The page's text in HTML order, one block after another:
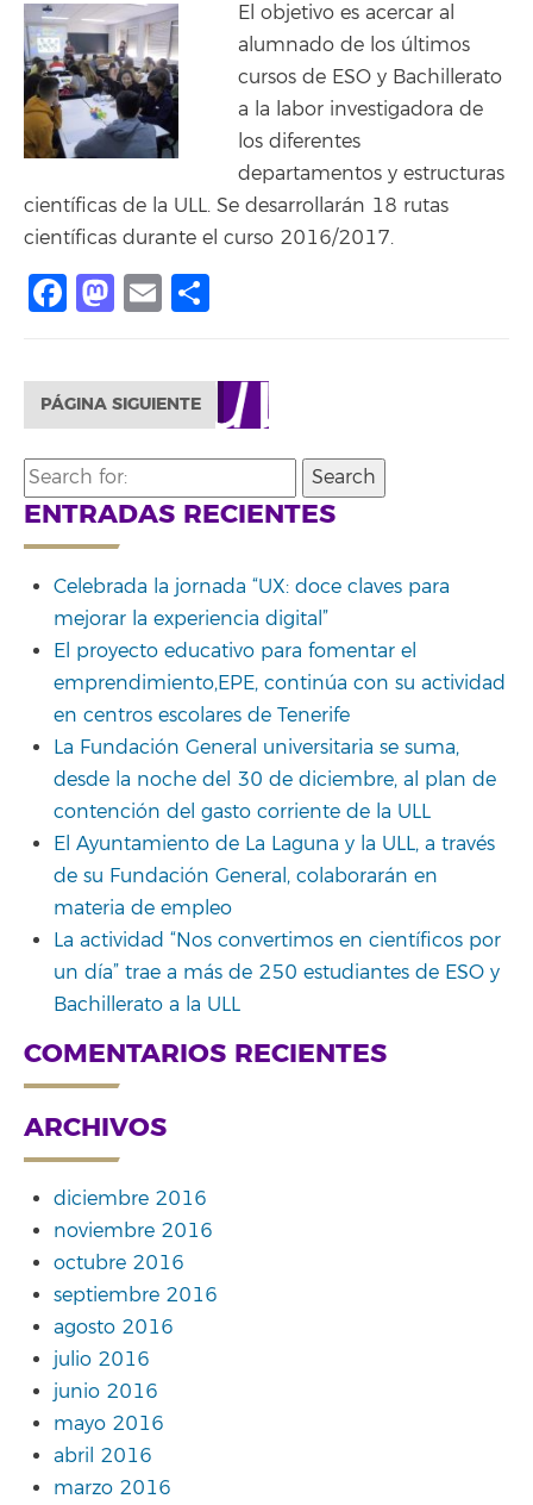
El objetivo es acercar al
alumnado de los últimos
cursos de ESO y Bachillerato
a la labor investigadora de
los diferentes
departamentos y estructuras
científicas de la ULL. Se desarrollarán 18 rutas
científicas durante el curso 2016/2017.
Facebook
Mastodon
Email
PÁGINA SIGUIENTE
Search
for:
ENTRADAS RECIENTES
Celebrada la jornada “UX: doce claves para
mejorar la experiencia digital”
El proyecto educativo para fomentar el
emprendimiento,EPE, continúa con su actividad
en centros escolares de Tenerife
La Fundación General universitaria se suma,
desde la noche del 30 de diciembre, al plan de
contención del gasto corriente de la ULL
El Ayuntamiento de La Laguna y la ULL, a través
de su Fundación General, colaborarán en
materia de empleo
La actividad “Nos convertimos en científicos por
un día” trae a más de 250 estudiantes de ESO y
Bachillerato a la ULL
COMENTARIOS RECIENTES
ARCHIVOS
diciembre 2016
noviembre 2016
octubre 2016
septiembre 2016
agosto 2016
julio 2016
junio 2016
mayo 2016
abril 2016
marzo 2016